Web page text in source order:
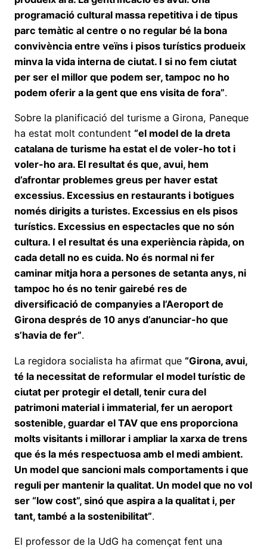
programació cultural massa repetitiva i de tipus
parc temàtic al centre o no regular bé la bona
convivència entre veïns i pisos turístics produeix
minva la vida interna de ciutat. I si no fem ciutat
per ser el millor que podem ser, tampoc no ho
podem oferir a la gent que ens visita de fora”.
Sobre la planificació del turisme a Girona, Paneque
ha estat molt contundent “el model de la dreta
catalana de turisme ha estat el de voler-ho tot i
voler-ho ara. El resultat és que, avui, hem
d’afrontar problemes greus per haver estat
excessius. Excessius en restaurants i botigues
només dirigits a turistes. Excessius en els pisos
turístics. Excessius en espectacles que no són
cultura. I el resultat és una experiència ràpida, on
cada detall no es cuida. No és normal ni fer
caminar mitja hora a persones de setanta anys, ni
tampoc ho és no tenir gairebé res de
diversificació de companyies a l’Aeroport de
Girona després de 10 anys d’anunciar-ho que
s’havia de fer”.
La regidora socialista ha afirmat que “Girona, avui,
té la necessitat de reformular el model turístic de
ciutat per protegir el detall, tenir cura del
patrimoni material i immaterial, fer un aeroport
sostenible, guardar el TAV que ens proporciona
molts visitants i millorar i ampliar la xarxa de trens
que és la més respectuosa amb el medi ambient.
Un model que sancioni mals comportaments i que
reguli per mantenir la qualitat. Un model que no vol
ser “low cost”, sinó que aspira a la qualitat i, per
tant, també a la sostenibilitat”.
El professor de la UdG ha començat fent una